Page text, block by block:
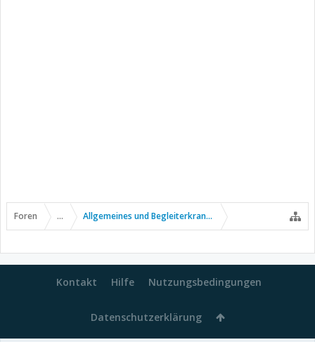
Foren ... Allgemeines und Begleiterkrankungen
Kontakt Hilfe Nutzungsbedingungen
Datenschutzerklärung